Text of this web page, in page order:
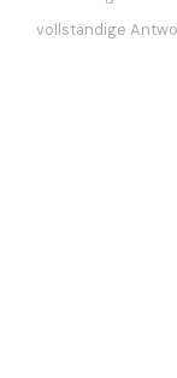
vollständige